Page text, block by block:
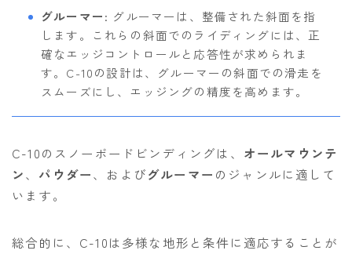
グルーマー: グルーマーは、整備された斜面を指
します。これらの斜面でのライディングには、正
確なエッジコントロールと応答性が求められま
す。C-10の設計は、グルーマーの斜面での滑走を
スムーズにし、エッジングの精度を高めます。
C-10のスノーボードビンディングは、 オールマウンテ
ン、 パウダー、およびグルーマー のジャンルに適して
います。
総合的に、C-10は多様な地形と条件に適応することが